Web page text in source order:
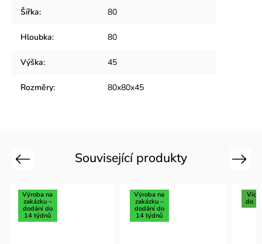
Šířka: 80
Hloubka: 80
Výška: 45
Rozměry: 80x80x45
Související produkty
Previous
Výroba na
zakázku –
dodání do
14 týdnů
Výroba na
zakázku –
dodání do
14 týdnů
Více
do
Next